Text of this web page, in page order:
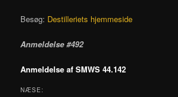
Besøg: Destilleriets hjemmeside
Anmeldelse #492
Anmeldelse af SMWS 44.142
NÆSE: